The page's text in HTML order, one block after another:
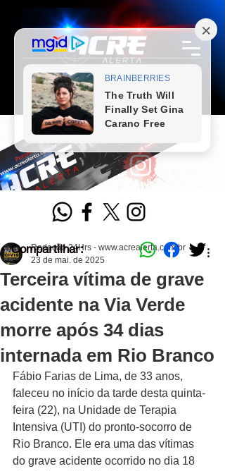
Terceira vítima de grave
acidente na Via Verde
morre após 34 dias
internada em Rio Branco
Redação 24Hrs - www.acrealerta.com.br
23 de mai. de 2025
Fábio Farias de Lima, de 33 anos,
faleceu no início da tarde desta quinta-
feira (22), na Unidade de Terapia
Intensiva (UTI) do pronto-socorro de
Rio Branco. Ele era uma das vítimas
do grave acidente ocorrido no dia 18
Compartilhar: